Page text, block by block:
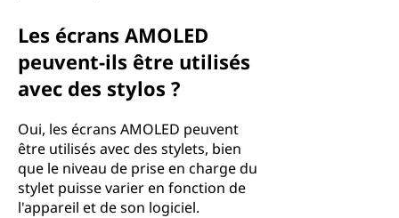
Les écrans AMOLED
peuvent-ils être utilisés
avec des stylos ?
Oui, les écrans AMOLED peuvent
être utilisés avec des stylets, bien
que le niveau de prise en charge du
stylet puisse varier en fonction de
l'appareil et de son logiciel.